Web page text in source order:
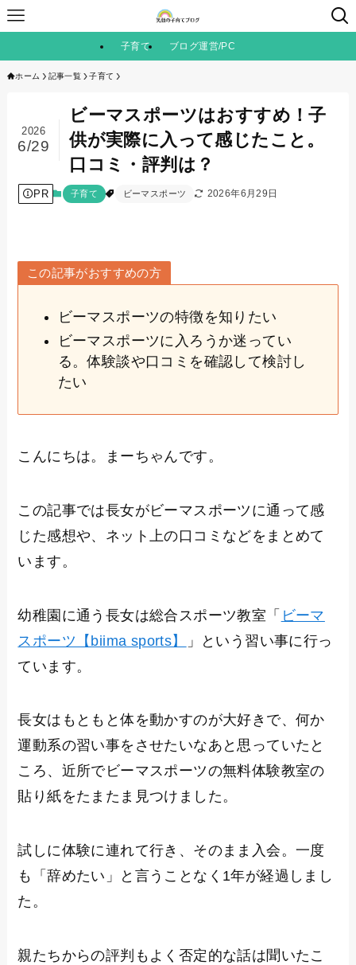
子育て ブログ運営/PC
ホーム 記事一覧 子育て
ビーマスポーツはおすすめ！子
供が実際に入って感じたこと。
口コミ・評判は？
2026
6/29
PR 子育て ビーマスポーツ 2026年6月29日
この記事がおすすめの方
ビーマスポーツの特徴を知りたい
ビーマスポーツに入ろうか迷ってい
る。体験談や口コミを確認して検討し
たい
こんにちは。まーちゃんです。
この記事では長女がビーマスポーツに通って感
じた感想や、ネット上の口コミなどをまとめて
います。
幼稚園に通う長女は総合スポーツ教室「 ビーマ
スポーツ【biima sports】
」という習い事に行っ
ています。
長女はもともと体を動かすのが大好きで、何か
運動系の習い事をさせたいなあと思っていたと
ころ、近所でビーマスポーツの無料体験教室の
貼り紙をたまたま見つけました。
試しに体験に連れて行き、そのまま入会。一度
も「辞めたい」と言うことなく1年が経過しまし
た。
親たちからの評判もよく否定的な話は聞いたこ